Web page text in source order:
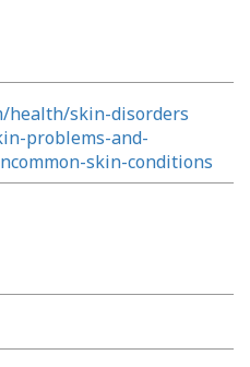
health/skin-disorders
problems-and-
skin-conditions